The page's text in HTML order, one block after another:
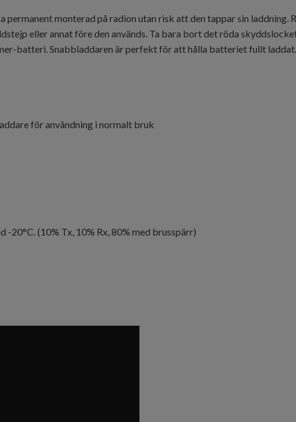
monterad på radion utan risk att den tappar sin laddning.
eller annat före den används. Ta bara bort det röda
batteri. Snabbladdaren är perfekt för att hålla batteriet fullt laddat.
för användning i normalt bruk
20°C. (10% Tx, 10% Rx, 80% med brusspärr)